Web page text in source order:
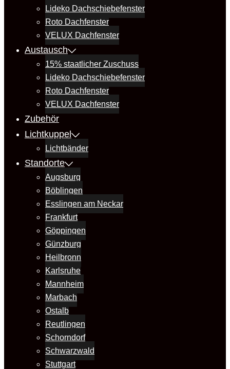
Lideko Dachschiebefenster
Roto Dachfenster
VELUX Dachfenster
Austausch
15% staatlicher Zuschuss
Lideko Dachschiebefenster
Roto Dachfenster
VELUX Dachfenster
Zubehör
Lichtkuppel
Lichtbänder
Standorte
Augsburg
Böblingen
Esslingen am Neckar
Frankfurt
Göppingen
Günzburg
Heilbronn
Karlsruhe
Mannheim
Marbach
Ostalb
Reutlingen
Schorndorf
Schwarzwald
Stuttgart